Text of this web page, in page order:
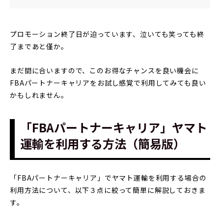
プロモーション終了日が迫っています、泣いても笑っても終
了まであと僅か。
まだ間に合いますので、このお得なチャンスを良い機会に
FBAパートナーキャリアをお試し感覚で利用してみても良い
かもしれません。
「FBAパートナーキャリア」ヤマト
運輸を利用する方法（簡易版）
「FBAパートナーキャリア」でヤマト運輸を利用する場合の
利用方法について、以下３点に絞って簡単に解説しておきま
す。